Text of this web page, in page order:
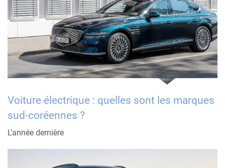
Voiture électrique : quelles sont les marques
sud-coréennes ?
L’année dernière